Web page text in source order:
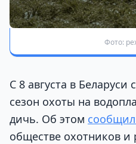
Фото:
С 8 августа в Беларуси
сезон охоты на
дичь. Об этом
обществе охотников и